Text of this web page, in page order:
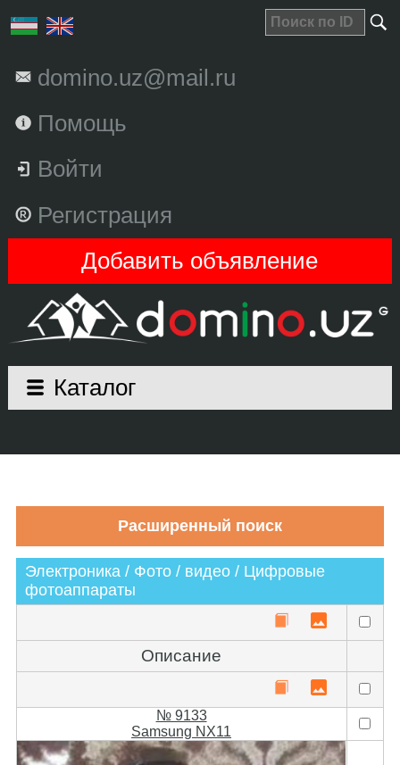
domino.uz@mail.ru
Помощь
Войти
Регистрация
Добавить объявление
Каталог
Электроника / Фото / видео / Цифровые
фотоаппараты
Описание
№ 9133
Samsung NX11